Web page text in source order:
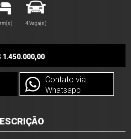
4 Vaga(s)
1.450.000,00
Contato via
Whatsapp